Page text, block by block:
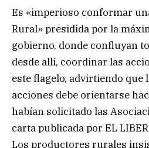
Es «imperioso conformar
Rural» presidida por la
gobierno, donde confluyan
desde allí, coordinar las
este flagelo, advirtiendo que
acciones debe orientarse
habían solicitado las
carta publicada por EL
Los productores rurales